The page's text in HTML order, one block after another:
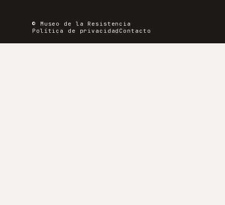
© Museo de la Resistencia
Política de privacidad Contacto